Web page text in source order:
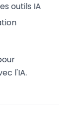
outils IA
l'IA.